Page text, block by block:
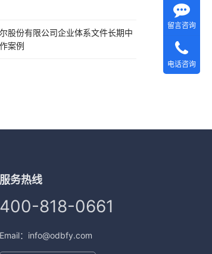
股份有限公司企业体系文件长期中
案例
服务热线
400-818-0661
Email：info@odbfy.com
留言咨询
电话咨询